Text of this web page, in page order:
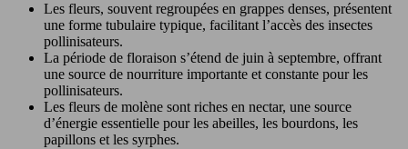
Les fleurs, souvent regroupées en grappes denses, présentent
une forme tubulaire typique, facilitant l’accès des insectes
pollinisateurs.
La période de floraison s’étend de juin à septembre, offrant
une source de nourriture importante et constante pour les
pollinisateurs.
Les fleurs de molène sont riches en nectar, une source
d’énergie essentielle pour les abeilles, les bourdons, les
papillons et les syrphes.